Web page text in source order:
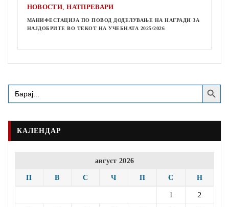
НОВОСТИ,НАТПРЕВАРИ
МАНИФЕСТАЦИЈА ПО ПОВОД ДОДЕЛУВАЊЕ НА НАГРАДИ ЗА
НАЈДОБРИТЕ ВО ТЕКОТ НА УЧЕБНАТА 2025/2026
Search
for:
Search Button
КАЛЕНДАР
август 2026
П В С Ч П С Н
1 2